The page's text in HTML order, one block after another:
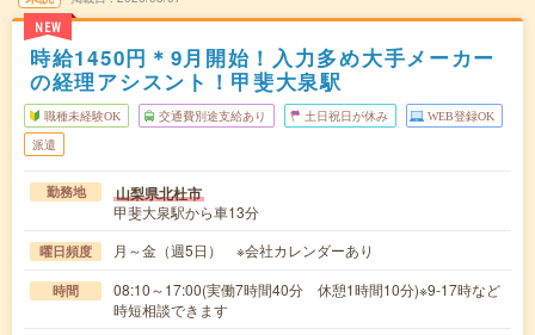
NEW
時給1450円＊9月開始！入力多め大手メーカー
の経理アシスント！甲斐大泉駅
職種未経験OK 交通費別途支給あり 土日祝日が休み WEB登録OK
派遣
勤務地 山梨県北杜市
甲斐大泉駅から車13分
曜日頻度 月～金（週5日） ※会社カレンダーあり
時間
08:10～17:00(実働7時間40分 休憩1時間10分)※9-17時など
時短相談できます